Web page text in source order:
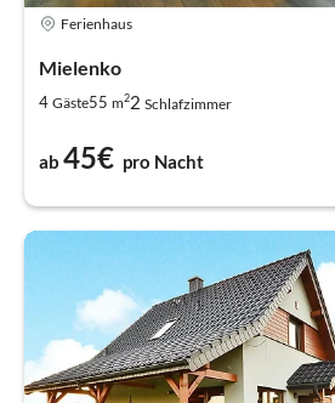
Ferienhaus
Mielenko
4 Gäste55 m22 Schlafzimmer
ab 45€ pro Nacht